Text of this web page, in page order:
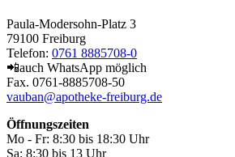
Paula-Modersohn-Platz 3
79100 Freiburg
Telefon: 0761 8885708-0
📲auch WhatsApp möglich
Fax. 0761-8885708-50
vauban@apotheke-freiburg.de
Öffnungszeiten
Mo - Fr: 8:30 bis 18:30 Uhr
Sa: 8:30 bis 13 Uhr